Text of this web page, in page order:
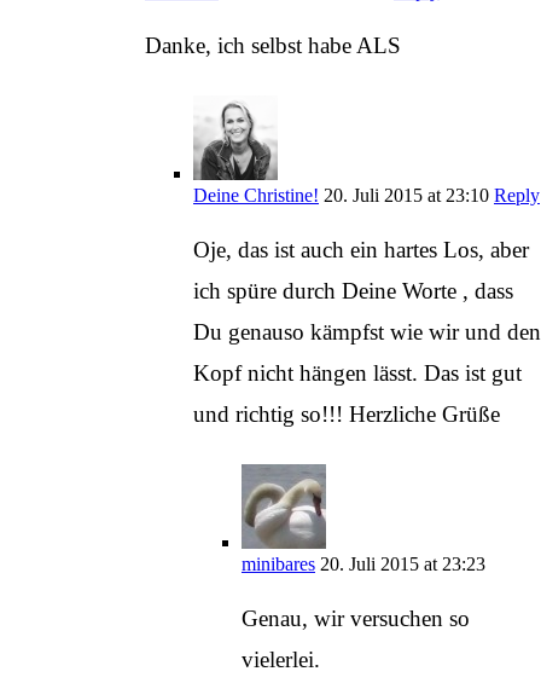
Danke, ich selbst habe ALS
Deine Christine! 20. Juli 2015 at 23:10 Reply
Oje, das ist auch ein hartes Los, aber
ich spüre durch Deine Worte , dass
Du genauso kämpfst wie wir und den
Kopf nicht hängen lässt. Das ist gut
und richtig so!!! Herzliche Grüße
minibares 20. Juli 2015 at 23:23
Genau, wir versuchen so
vielerlei.